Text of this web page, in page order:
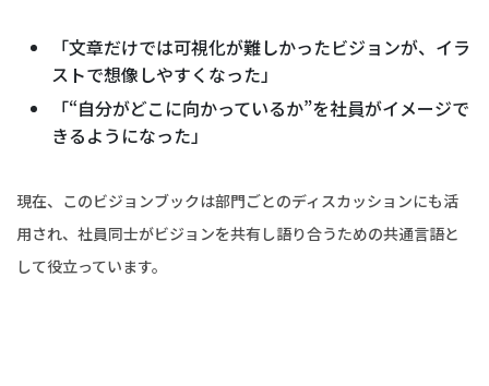
「文章だけでは可視化が難しかったビジョンが、イラ
ストで想像しやすくなった」
「“自分がどこに向かっているか”を社員がイメージで
きるようになった」
現在、このビジョンブックは部門ごとのディスカッションにも活
用され、社員同士がビジョンを共有し語り合うための共通言語と
して役立っています。